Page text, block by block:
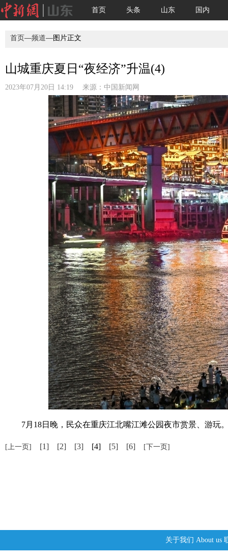
首页 头条 山东 国内
首页—频道—图片正文
山城重庆夏日“夜经济”升温(4)
2023年07月20日 14:19 来源： 中国新闻网
7月18日晚，民众在重庆江北嘴江滩公园夜市赏景、游玩
[上一页] [1] [2] [3] [4] [5] [6] [下一页]
关于我们 About us